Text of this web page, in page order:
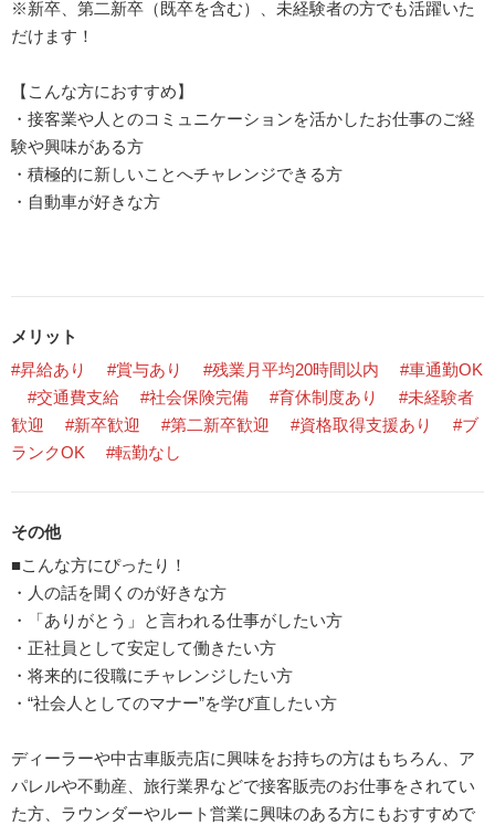
※新卒、第二新卒（既卒を含む）、未経験者の方でも活躍いた
だけます！
【こんな方におすすめ】
・接客業や人とのコミュニケーションを活かしたお仕事のご経
験や興味がある方
・積極的に新しいことへチャレンジできる方
・自動車が好きな方
メリット
#昇給あり
#賞与あり #残業月平均20時間以内
#車通勤OK
#交通費支給
#社会保険完備 #育休制度あり
#未経験者
歓迎
#新卒歓迎 #第二新卒歓迎 #資格取得支援あり
#ブ
ランクOK
#転勤なし
その他
■こんな方にぴったり！
・人の話を聞くのが好きな方
・「ありがとう」と言われる仕事がしたい方
・正社員として安定して働きたい方
・将来的に役職にチャレンジしたい方
・“社会人としてのマナー”を学び直したい方
ディーラーや中古車販売店に興味をお持ちの方はもちろん、ア
パレルや不動産、旅行業界などで接客販売のお仕事をされてい
た方、ラウンダーやルート営業に興味のある方にもおすすめで